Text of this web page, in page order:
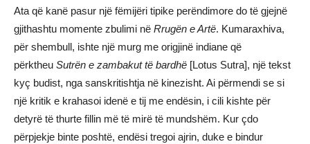
Ata që kanë pasur një fëmijëri tipike perëndimore do të gjejnë
gjithashtu momente zbulimi në Rrugën e Artë. Kumaraxhiva,
për shembull, ishte një murg me origjinë indiane që
përktheu Sutrën e zambakut të bardhë [Lotus Sutra], një tekst
kyç budist, nga sanskritishtja në kinezisht. Ai përmendi se si
një kritik e krahasoi idenë e tij me endësin, i cili kishte për
detyrë të thurte fillin më të mirë të mundshëm. Kur çdo
përpjekje binte poshtë, endësi tregoi ajrin, duke e bindur